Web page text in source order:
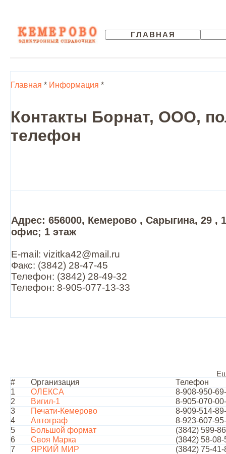
ГЛАВНАЯ
Главная * Информация *
Контакты Борнат, ООО,
телефон
Адрес: 656000, Кемерово , Сарыгина, 29 ,
офис; 1 этаж
E-mail: vizitka42@mail.ru
Факс: (3842) 28-47-45
Телефон: (3842) 28-49-32
Телефон: 8-905-077-13-33
# Организация
Телефон
1
ОЛЕКСА
8-908-950-
2
Вигил-1
8-905-070-
3
Печати-Кемерово
8-909-514-
4
Автограф
8-923-607-
5
Большой формат
(3842) 599-
6
Своя Марка
(3842) 58-08-
7
ЯРКИЙ МИР
(3842) 75-41-